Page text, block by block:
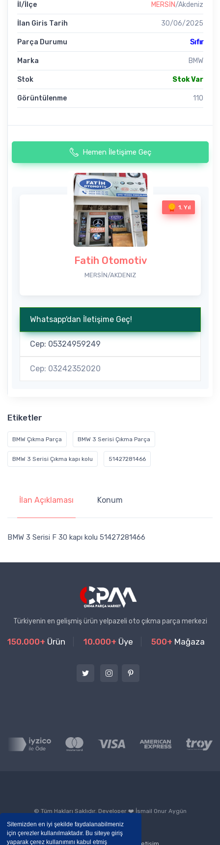
Sitemizden en iyi şekilde faydalanabilmeniz
için çerezler kullanılmaktadır. Bu siteye giriş
yaparak çerez kullanımını kabul etmiş
İl/İlçe MERSİN/Akdeniz
İlan Giris Tarih 30/06/2025
Parça Durumu Sıfır
Marka BMW
Stok Stok Var
Görüntülenme 110
Hemen İletişime Geç
1. Yıl
Fatih Otomotiv
MERSİN/AKDENIZ
Whatsapp'dan İletişime Geç!
Cep: 05324959249
Cep: 03242352020
Etiketler
BMW Çıkma Parça BMW 3 Serisi Çıkma Parça
BMW 3 Serisi Çıkma kapı kolu 51427281466
İlan Açıklaması Konum
BMW 3 Serisi F 30 kapı kolu 51427281466
Türkiyenin en gelişmiş ürün yelpazeli oto çıkma parça merkezi
150.000+ Ürün 10.000+ Üye 500+ Mağaza
© Tüm Hakları Saklıdır. Developer ❤️ İsmail Onur Aygün